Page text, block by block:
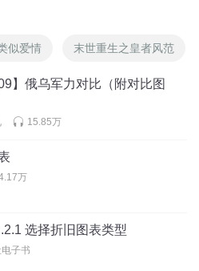
似爱情 末世重生之皇者风范
】俄乌军力对比（附对比图
15.85万
万
选择折旧图表类型
子书